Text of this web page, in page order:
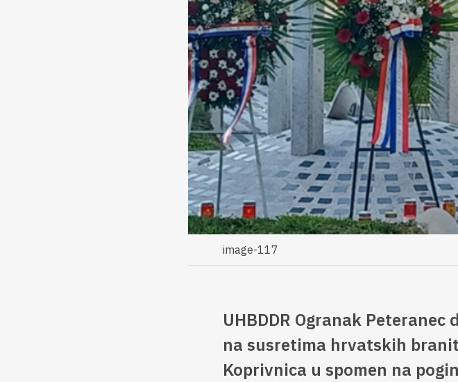
image-117
UHBDDR Ogranak
na susretima hrvatskih
Koprivnica u spomen na